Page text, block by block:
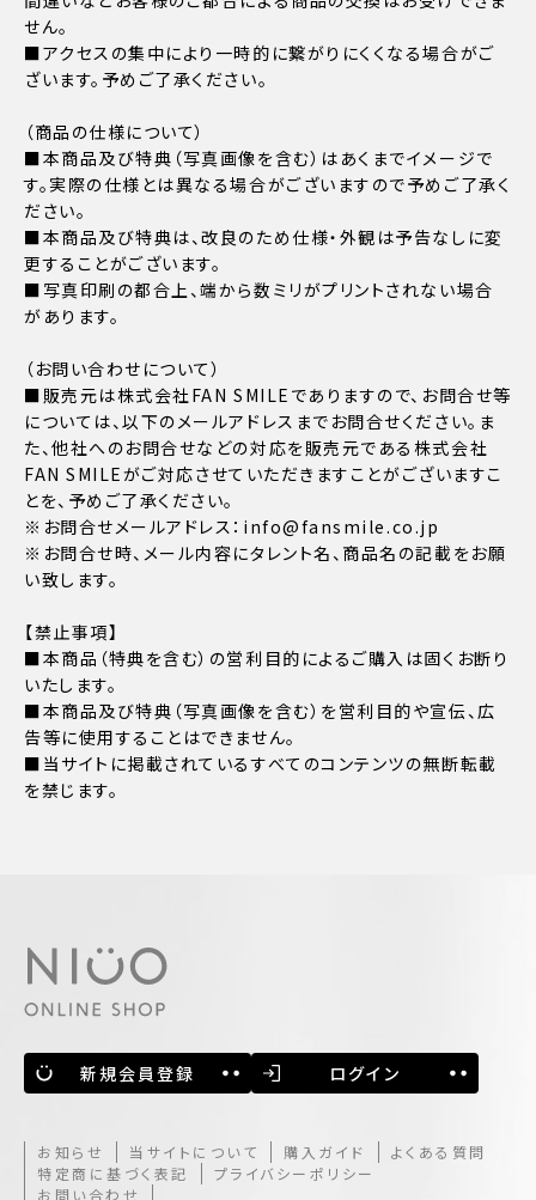
せん。
■アクセスの集中により一時的に繋がりにくくなる場合がご
ざいます。予めご了承ください。
（商品の仕様について）
■本商品及び特典（写真画像を含む）はあくまでイメージで
す。実際の仕様とは異なる場合がございますので予めご了承く
ださい。
■本商品及び特典は、改良のため仕様・外観は予告なしに変
更することがございます。
■写真印刷の都合上、端から数ミリがプリントされない場合
があります。
（お問い合わせについて）
■販売元は株式会社FAN SMILEでありますので、お問合せ等
については、以下のメールアドレスまでお問合せください。ま
た、他社へのお問合せなどの対応を販売元である株式会社
FAN SMILEがご対応させていただきますことがございますこ
とを、予めご了承ください。
※お問合せメールアドレス：info@fansmile.co.jp
※お問合せ時、メール内容にタレント名、商品名の記載をお願
い致します。
【禁止事項】
■本商品（特典を含む）の営利目的によるご購入は固くお断り
いたします。
■本商品及び特典（写真画像を含む）を営利目的や宣伝、広
告等に使用することはできません。
■当サイトに掲載されているすべてのコンテンツの無断転載
を禁じます。
新規会員登録 ログイン
お知らせ 当サイトについて 購入ガイド
よくある質問
特定商に基づく表記
プライバシーポリシー
お問い合わせ